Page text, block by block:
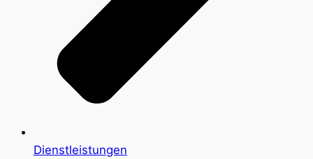
Dienstleistungen